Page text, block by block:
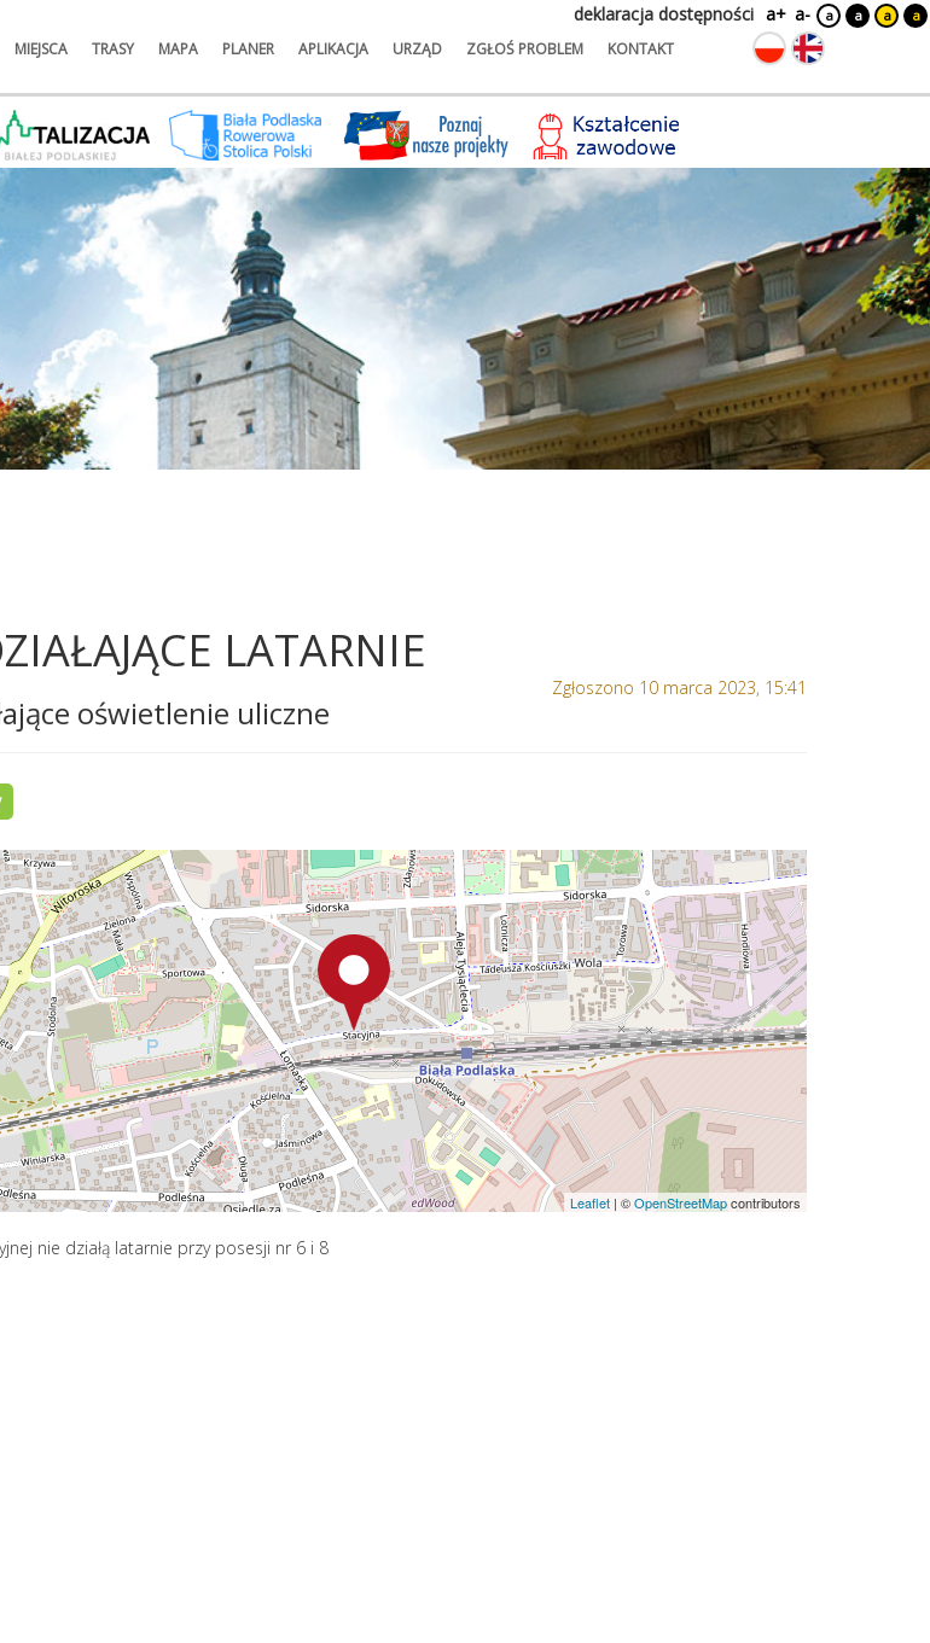
MIEJSCA TRASY MAPA PLANER APLIKACJA URZĄD ZGŁOŚ PROBLEM KONTAKT
deklaracja dostępności a+ a- a a a a
LATARNIE
Zgłoszono 10 marca 2023, 15:41
oświetlenie uliczne
Leaflet | ©OpenStreetMapcontributors
nie działą latarnie przy posesji nr 6 i 8